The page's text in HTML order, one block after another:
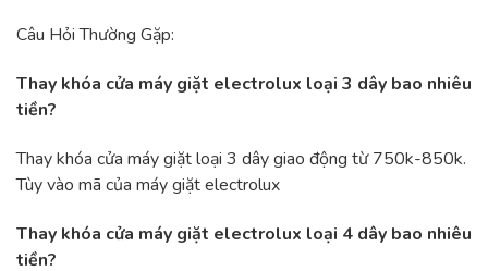
Câu Hỏi Thường Gặp:
Thay khóa cửa máy giặt electrolux loại 3 dây bao nhiêu
tiền?
Thay khóa cửa máy giặt loại 3 dây giao động từ 750k-850k.
Tùy vào mã của máy giặt electrolux
Thay khóa cửa máy giặt electrolux loại 4 dây bao nhiêu
tiền?